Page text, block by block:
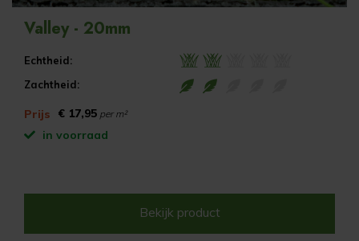
Valley - 20mm
Echtheid:
Zachtheid:
Prijs € 17,95 per m²
in voorraad
Bekijk product